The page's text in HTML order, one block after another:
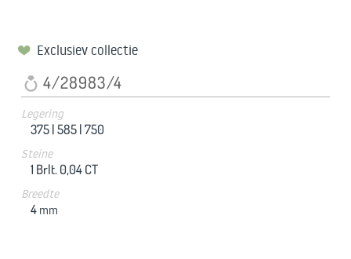
Exclusiev collectie
4/28983/4
Legering
375 |585 |750
Steine
1 Brlt. 0,04 CT
Breedte
4 mm